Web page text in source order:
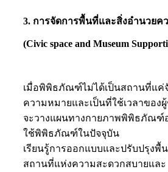
(Civic space and Museum
ความหมายและเป็นที่ใช้เวลาของผู้
จะวางแผนทางกายภาพพิพิธภัณฑ์อ
ใช้พิพิธภัณฑ์ในปัจจุบัน
เรียนรู้การออกแบบและปรับปรุงพื้
สถานที่แห่งความสะดวกสบายและ
สนับสนุนให้เกิดกิจกรรมทางสังคม